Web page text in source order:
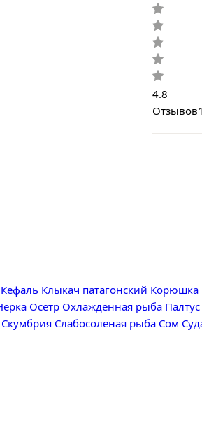
4.8
Отзывов
Кефаль Клыкач патагонский Корюшка
Осетр Охлажденная рыба Палтус
Скумбрия Слабосоленая рыба Сом